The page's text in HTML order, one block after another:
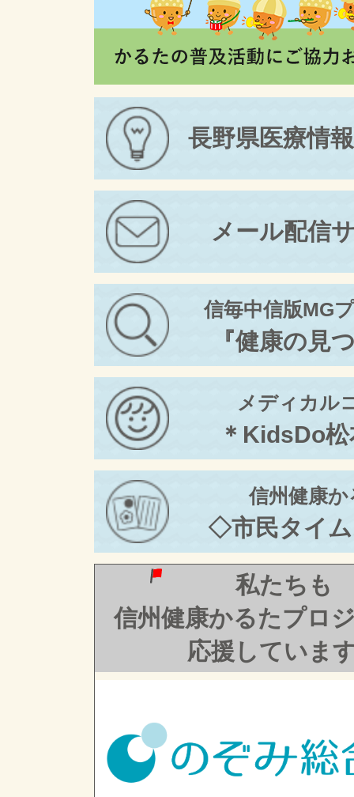
長野県医療情
メール配信
信毎中信版MG
『健康の見
メディカル
＊KidsDo
信州健康
◇市民タイ
私たちも
信州健康かるたプロ
応援していま